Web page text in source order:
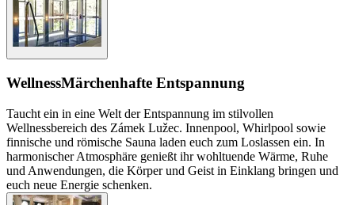
WellnessMärchenhafte Entspannung
Taucht ein in eine Welt der Entspannung im stilvollen
Wellnessbereich des Zámek Lužec. Innenpool, Whirlpool sowie
finnische und römische Sauna laden euch zum Loslassen ein. In
harmonischer Atmosphäre genießt ihr wohltuende Wärme, Ruhe
und Anwendungen, die Körper und Geist in Einklang bringen und
euch neue Energie schenken.